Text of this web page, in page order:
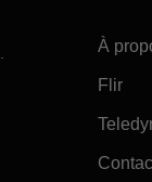
À
Flir